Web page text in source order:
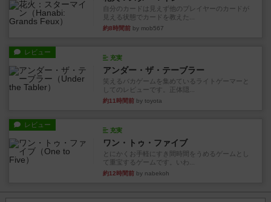
自分のカードは見えず他のプレイヤーのカードが
見える状態でカードを教えた...
約8時間前 by mob567
レビュー
充実
アンダー・ザ・テーブラー
笑えるバカゲームを集めているライトゲーマーと
してのレビューです。正体隠...
約11時間前 by toyota
レビュー
充実
ワン・トゥ・ファイブ
とにかくお手軽にすき間時間をうめるゲームとし
て重宝するゲームです。いわ...
約12時間前 by nabekoh